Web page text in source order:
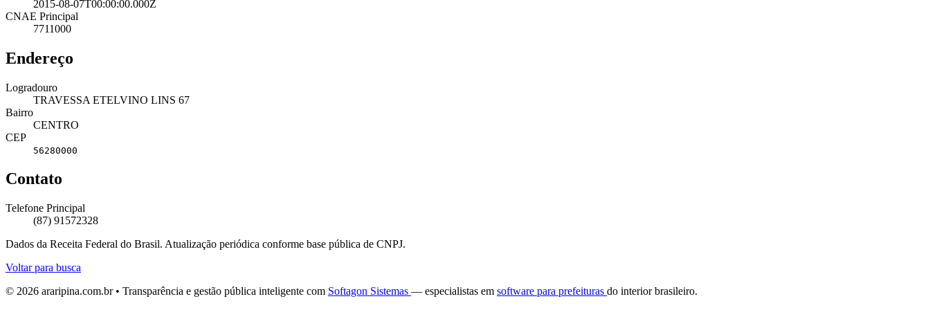
2015-08-07T00:00:00.000Z
CNAE Principal
7711000
Endereço
Logradouro
TRAVESSA ETELVINO LINS 67
Bairro
CENTRO
CEP
56280000
Contato
Telefone Principal
(87) 91572328
Dados da Receita Federal do Brasil. Atualização periódica conforme base pública de CNPJ.
Voltar para busca
© 2026 araripina.com.br • Transparência e gestão pública inteligente com Softagon Sistemas — especialistas em software para prefeituras do interior brasileiro.